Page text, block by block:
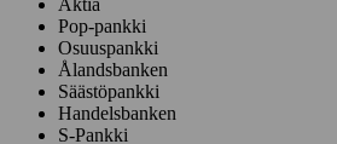
Aktia
Pop-pankki
Osuuspankki
Ålandsbanken
Säästöpankki
Handelsbanken
S-Pankki